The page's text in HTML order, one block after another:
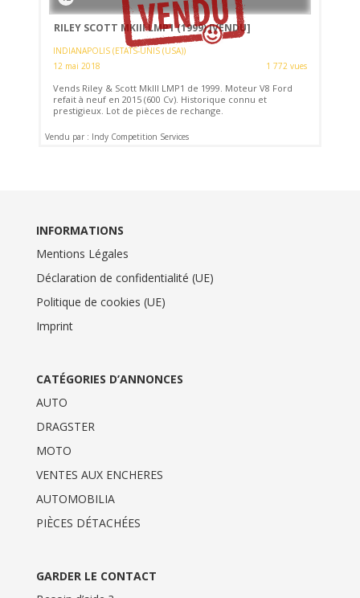
RILEY SCOTT MKIII LMP1 (1999)[VENDU]
INDIANAPOLIS (ETATS-UNIS (USA))
12 mai 2018
1 772 vues
Vends Riley & Scott MkIII LMP1 de 1999. Moteur V8 Ford
refait à neuf en 2015 (600 Cv). Historique connu et
prestigieux. Lot de pièces de rechange.
Vendu par : Indy Competition Services
INFORMATIONS
Mentions Légales
Déclaration de confidentialité (UE)
Politique de cookies (UE)
Imprint
CATÉGORIES D’ANNONCES
AUTO
DRAGSTER
MOTO
VENTES AUX ENCHERES
AUTOMOBILIA
PIÈCES DÉTACHÉES
GARDER LE CONTACT